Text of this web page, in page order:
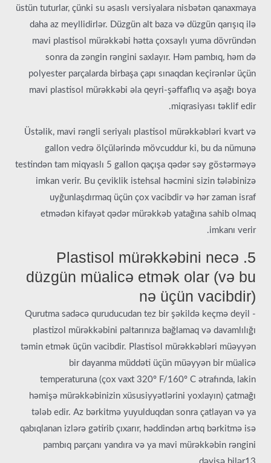
üstün tuturlar, çünki su əsaslı versiyalara nisbətən qanaxmaya
daha az meyllidirlər. Düzgün alt baza və düzgün qarışıq ilə
mavi plastisol mürəkkəbi hətta çoxsaylı yuma dövründən
sonra da zəngin rəngini saxlayır. Həm pambıq, həm də
polyester parçalarda birbaşa çapı sınaqdan keçirənlər üçün
mavi plastisol mürəkkəbi əla qeyri-şəffaflıq və aşağı boya
miqrasiyası təklif edir.
Üstəlik, mavi rəngli seriyalı plastisol mürəkkəbləri kvart və
gallon vedrə ölçülərində mövcuddur ki, bu da nümunə
testindən tam miqyaslı 5 gallon qaçışa qədər səy göstərməyə
imkan verir. Bu çeviklik istehsal həcmini sizin tələbinizə
uyğunlaşdırmaq üçün çox vacibdir və hər zaman israf
etmədən kifayət qədər mürəkkəb yatağına sahib olmaq
imkanı verir.
5. Plastisol mürəkkəbini necə
düzgün müalicə etmək olar (və bu
nə üçün vacibdir)
Qurutma sadəcə quruducudan tez bir şəkildə keçmə deyil -
plastizol mürəkkəbini paltarınıza bağlamaq və davamlılığı
təmin etmək üçün vacibdir. Plastisol mürəkkəbləri müəyyən
bir dayanma müddəti üçün müəyyən bir müalicə
temperaturuna (çox vaxt 320º F/160º C ətrafında, lakin
həmişə mürəkkəbinizin xüsusiyyətlərini yoxlayın) çatmağı
tələb edir. Az bərkitmə yuyulduqdan sonra çatlayan və ya
qabıqlanan izlərə gətirib çıxarır, həddindən artıq bərkitmə isə
pambıq parçanı yandıra və ya mavi mürəkkəbin rəngini